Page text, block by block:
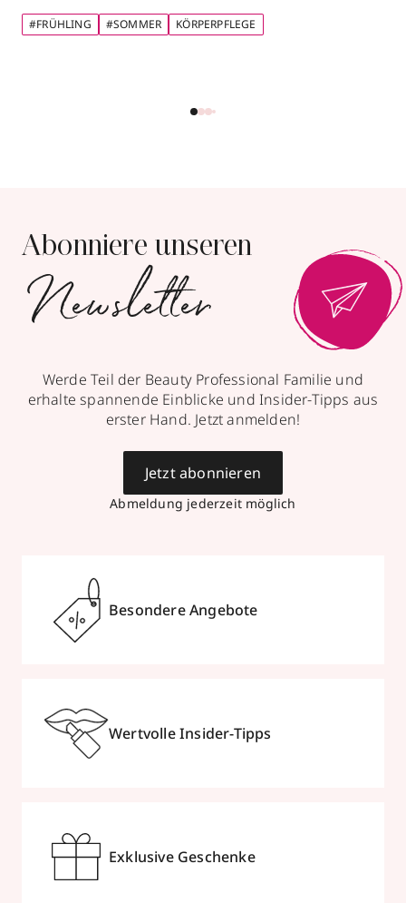
#FRÜHLING #SOMMER KÖRPERPFLEGE
Abonniere unseren
Newsletter
Werde Teil der Beauty Professional Familie und
erhalte spannende Einblicke und Insider-Tipps aus
erster Hand. Jetzt anmelden!
Abmeldung jederzeit möglich
Jetzt abonnieren
Besondere Angebote
Wertvolle Insider-Tipps
Exklusive Geschenke